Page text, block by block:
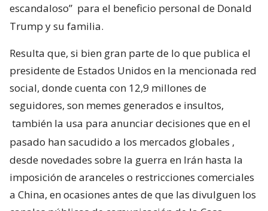
escandaloso” para el beneficio personal de Donald
Trump y su familia.
Resulta que, si bien gran parte de lo que publica el
presidente de Estados Unidos en la mencionada red
social, donde cuenta con 12,9 millones de
seguidores, son memes generados e insultos,
también la usa para anunciar decisiones que en el
pasado han sacudido a los mercados globales ,
desde novedades sobre la guerra en Irán hasta la
imposición de aranceles o restricciones comerciales
a China, en ocasiones antes de que las divulguen los